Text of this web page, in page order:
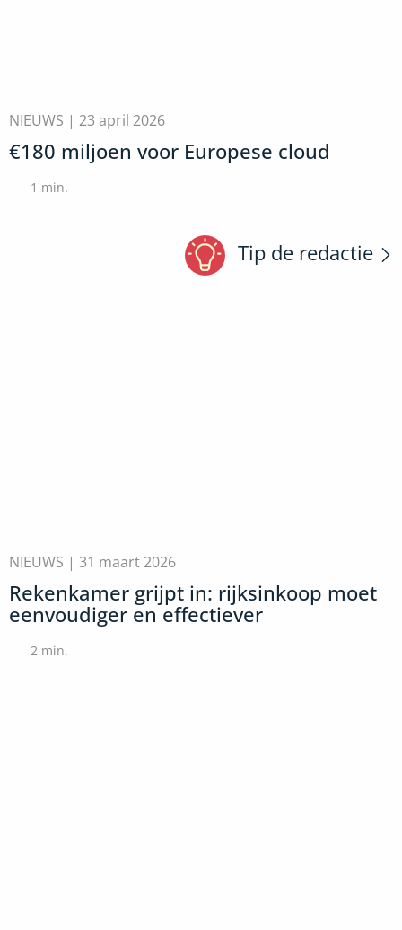
NIEUWS | 23 april 2026
€180 miljoen voor Europese cloud
1 min.
Tip de redactie
NIEUWS | 31 maart 2026
Rekenkamer grijpt in: rijksinkoop moet
eenvoudiger en effectiever
2 min.